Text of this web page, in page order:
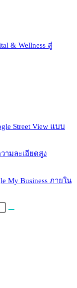
& Wellness สู่
Street View แบบ
ามละเอียดสูง
My Business ภายใน